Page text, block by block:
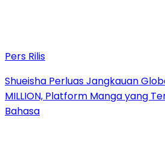
Pers Rilis
Shueisha Perluas Jangkauan
MILLION, Platform Manga yang
Bahasa